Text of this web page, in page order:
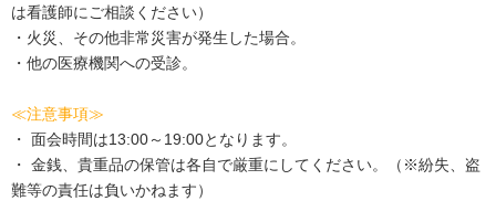
は看護師にご相談ください）
・火災、その他非常災害が発生した場合。
・他の医療機関への受診。
≪注意事項≫
・ 面会時間は13:00～19:00となります。
・ 金銭、貴重品の保管は各自で厳重にしてください。（※紛失、盗
難等の責任は負いかねます）